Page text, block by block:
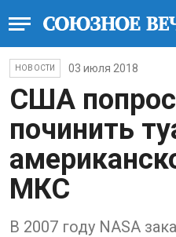
НОВОСТИ 03 июля 2018
США
починить
МКС
В 2007 году NASA